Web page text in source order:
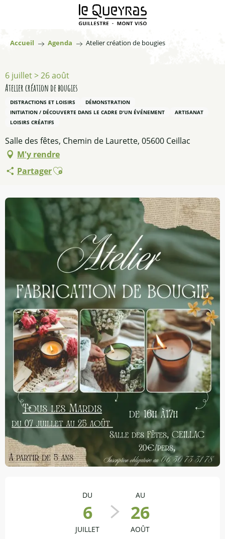
principal
Accueil Agenda Atelier création de bougies
6 juillet > 26 août
Atelier création de bougies
DISTRACTIONS ET LOISIRS
DÉMONSTRATION
INITIATION / DÉCOUVERTE DANS LE CADRE D'UN ÉVÉNEMENT
ARTISANAT
LOISIRS CRÉATIFS
Salle des fêtes, Chemin de Laurette, 05600 Ceillac
M'y rendre
PartagerAjouter aux favoris
DU
6
JUILLET
AU
26
AOÛT